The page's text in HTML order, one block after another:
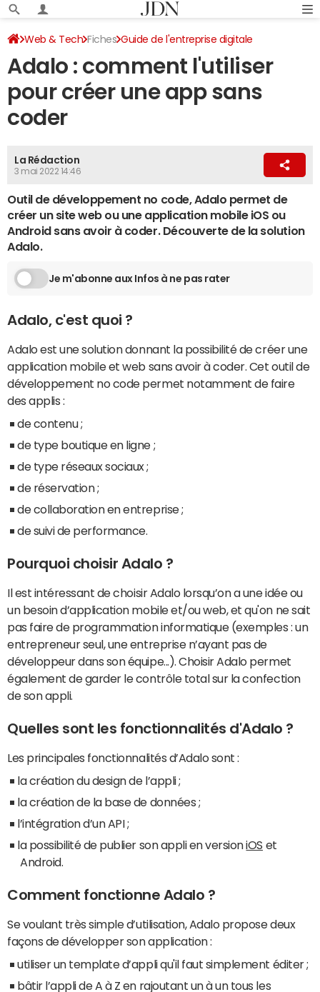
Web & Tech Fiches Guide de l'entreprise digitale
Outils d'automatisation
Adalo : comment l'utiliser
pour créer une app sans
coder
La Rédaction
3 mai 2022 14:46
Outil de développement no code, Adalo permet de
créer un site web ou une application mobile iOS ou
Android sans avoir à coder. Découverte de la solution
Adalo.
Je m'abonne aux Infos à ne pas rater
Adalo, c'est quoi ?
Adalo est une solution donnant la possibilité de créer une
application mobile et web sans avoir à coder. Cet outil de
développement no code permet notamment de faire
des applis :
de contenu ;
de type boutique en ligne ;
de type réseaux sociaux ;
de réservation ;
de collaboration en entreprise ;
de suivi de performance.
Pourquoi choisir Adalo ?
Il est intéressant de choisir Adalo lorsqu’on a une idée ou
un besoin d’application mobile et/ou web, et qu'on ne sait
pas faire de programmation informatique (exemples : un
entrepreneur seul, une entreprise n’ayant pas de
développeur dans son équipe...). Choisir Adalo permet
également de garder le contrôle total sur la confection
de son appli.
Quelles sont les fonctionnalités d'Adalo ?
Les principales fonctionnalités d’Adalo sont :
la création du design de l’appli ;
la création de la base de données ;
l’intégration d’un API ;
la possibilité de publier son appli en versioniOS et
Android.
Comment fonctionne Adalo ?
Se voulant très simple d’utilisation, Adalo propose deux
façons de développer son application :
utiliser un template d’appli qu'il faut simplement éditer ;
bâtir l’appli de A à Z en rajoutant un à un tous les